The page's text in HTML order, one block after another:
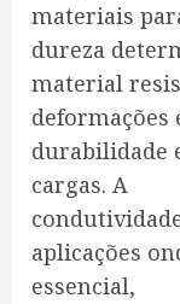
materiais
dureza
material
deformações
durabilidade
cargas. A
aplicações
essencial,